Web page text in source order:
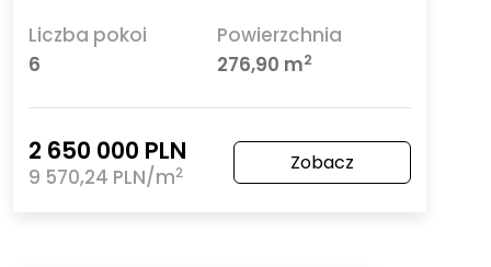
Liczba pokoi
6
Powierzchnia
276,90 m2
2 650 000 PLN
9 570,24 PLN/m2 Zobacz